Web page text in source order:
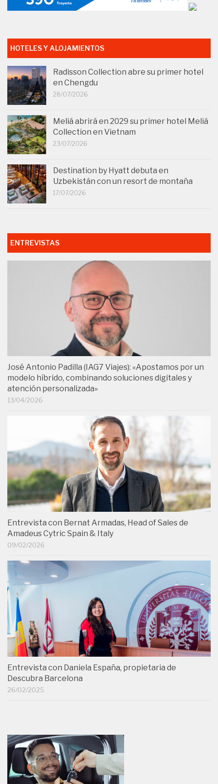
HOTELES Y ALOJAMIENTOS
Radisson Collection abre su primer hotel
en Chengdu
28/07/2026
Meliá abrirá en 2029 su primer hotel Meliá
Collection en Vietnam
23/07/2026
Destination by Hyatt debuta en
Uzbekistán con un resort de montaña
17/07/2026
ENTREVISTAS
José Antonio Padilla (IAG7 Viajes): «Apostamos por un
modelo híbrido, combinando soluciones digitales y
atención personalizada»
13/04/2026
Entrevista con Bernat Armadas, Head of Sales de
Amadeus Cytric Spain & Italy
09/02/2026
Entrevista con Daniela España, propietaria de
Descubra Barcelona
26/02/2025